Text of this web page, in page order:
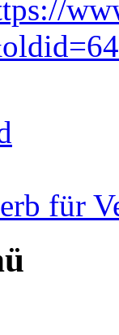
für